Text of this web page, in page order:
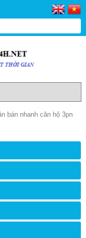
bán nhanh căn hộ 3pn